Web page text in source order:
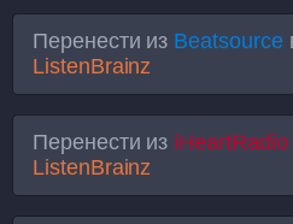
Перенести из Beatsource
ListenBrainz
Перенести из iHeartRadio
ListenBrainz